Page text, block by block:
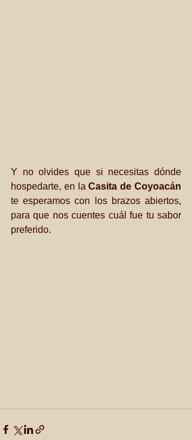
Y no olvides que si necesitas dónde
hospedarte, en la Casita de Coyoacán
te esperamos con los brazos abiertos,
para que nos cuentes cuál fue tu sabor
preferido.